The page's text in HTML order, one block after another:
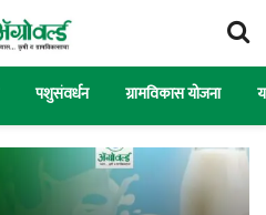
पशुसंवर्धन ग्रामविकास योजना